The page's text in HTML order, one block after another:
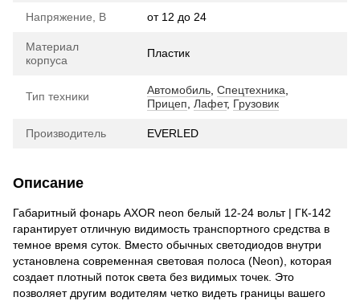
Напряжение, В от 12 до 24
Материал
корпуса
Пластик
Тип техники Автомобиль Спецтехника
Прицеп
Лафет, Грузовик
Производитель EVERLED
Описание
Габаритный фонарь AXOR neon белый 12-24 вольт | ГК-142
гарантирует отличную видимость транспортного средства в
темное время суток. Вместо обычных светодиодов внутри
установлена современная световая полоса (Neon), которая
создает плотный поток света без видимых точек. Это
позволяет другим водителям четко видеть границы вашего